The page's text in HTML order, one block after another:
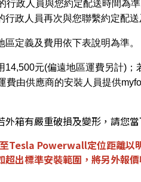
政人員與您約定配送時間為
政人員再次與您聯繫約定配送
定義及費用依下表說明為準。
元(偏遠地區運費另計)
由供應商的安裝人員提供
箱有嚴重破損及變形，請您
Tesla Powerwall定位距離以
出標準安裝範圍，將另外報